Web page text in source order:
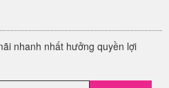
nhanh nhất hưởng quyền lợi